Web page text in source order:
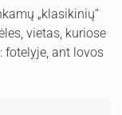
„klasikinių”
vietas, kuriose
ant lovos